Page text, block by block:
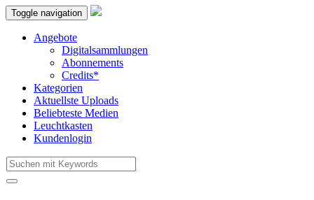
Toggle navigation
Angebote
Digitalsammlungen
Abonnements
Credits*
Kategorien
Aktuellste Uploads
Beliebteste Medien
Leuchtkasten
Kundenlogin